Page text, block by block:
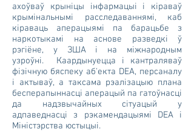
ахоўваў крыніцы інфармацыі і кіраваў
крымінальнымі расследаваннямі, каб
кіраваць аперацыямі па барацьбе з
наркотыкамі на аснове разведкі ў
рэгіёне, у ЗША і на міжнародным
узроўні. Каардынуецца і кантраляваў
фізічную бяспеку аб'екта DEA, персаналу
і актываў, а таксама рэалізацыю плана
бесперапыннасці аперацый па гатоўнасці
да надзвычайных сітуацый у
адпаведнасці з рэкамендацыямі DEA і
Міністэрства юстыцыі.